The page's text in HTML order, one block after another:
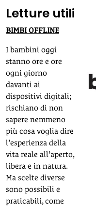
Letture utili
BIMBI OFFLINE
I bambini oggi
stanno ore e ore
ogni giorno
davanti ai
dispositivi digitali;
rischiano di non
sapere nemmeno
più cosa voglia dire
l’esperienza della
vita reale all’aperto,
libera e in natura.
Ma scelte diverse
sono possibili e
praticabili, come